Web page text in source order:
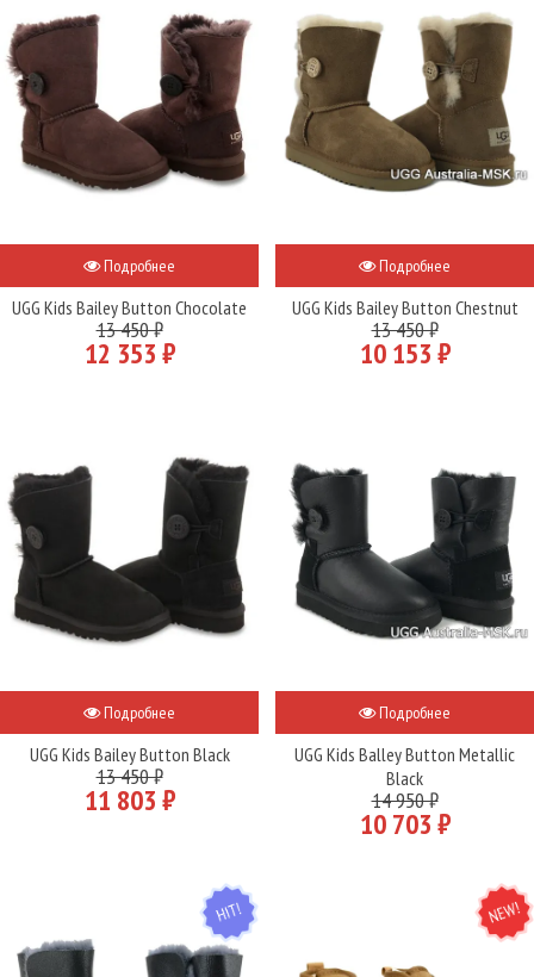
Подробнее
UGG Kids Bailey Button Chocolate
13 450 ₽
12 353 ₽
Подробнее
UGG Kids Bailey Button Chestnut
13 450 ₽
10 153 ₽
Подробнее
UGG Kids Bailey Button Black
13 450 ₽
11 803 ₽
Подробнее
UGG Kids Balley Button Metallic
Black
14 950 ₽
10 703 ₽
HIT NEW